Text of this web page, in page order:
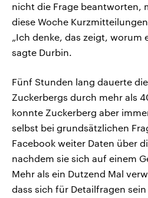
nicht die Frage beantworten,
diese Woche
„Ich denke, das zeigt, worum
sagte Durbin.
Fünf Stunden lang dauerte
Zuckerbergs durch mehr als
konnte Zuckerberg aber
selbst bei grundsätzlichen
Facebook weiter Daten über
nachdem sie sich auf einem
Mehr als ein Dutzend Mal
dass sich für Detailfragen